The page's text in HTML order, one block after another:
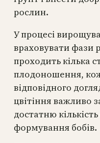
рослин.
У процесі
враховувати фази
проходить кілька
плодоношення,
відповідного
цвітіння важливо
достатню
формування бобів.